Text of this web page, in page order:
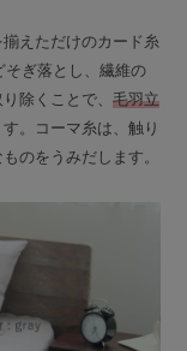
えただけのカード糸
そぎ落とし、繊維の
除くことで、毛羽立
。コーマ糸は、触り
のをうみだします。